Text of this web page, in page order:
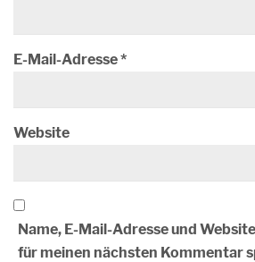
E-Mail-Adresse*
Website
Name, E-Mail-Adresse und
für meinen nächsten Kommentar